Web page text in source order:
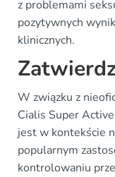
z problemami
pozytywnych
klinicznych.
W związku z
Cialis Super
jest w kontekście
popularnym
kontrolowaniu